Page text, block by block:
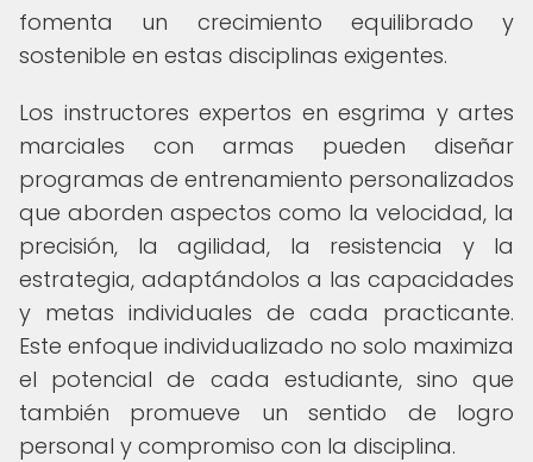
fomenta un crecimiento equilibrado y
sostenible en estas disciplinas exigentes.
Los instructores expertos en esgrima y artes
marciales con armas pueden diseñar
programas de entrenamiento personalizados
que aborden aspectos como la velocidad, la
precisión, la agilidad, la resistencia y la
estrategia, adaptándolos a las capacidades
y metas individuales de cada practicante.
Este enfoque individualizado no solo maximiza
el potencial de cada estudiante, sino que
también promueve un sentido de logro
personal y compromiso con la disciplina.